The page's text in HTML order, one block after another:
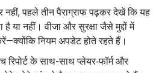
नहीं, पहले तीन पैराग्राफ पढ़कर देखें कि यह
या नहीं। वीजा और सुरक्षा जैसे मुद्दों में
नियम अपडेट होते रहते हैं।
के साथ-साथ प्लेयर‑फॉर्म और